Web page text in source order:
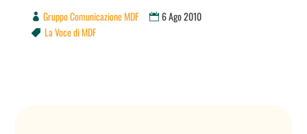
Gruppo Comunicazione MDF 6 Ago 2010
 La Voce di MDF